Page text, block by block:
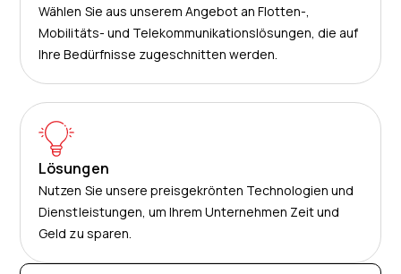
Wählen Sie aus unserem Angebot an Flotten-,
Mobilitäts- und Telekommunikationslösungen, die auf
Ihre Bedürfnisse zugeschnitten werden.
Lösungen
Nutzen Sie unsere preisgekrönten Technologien und
Dienstleistungen, um Ihrem Unternehmen Zeit und
Geld zu sparen.